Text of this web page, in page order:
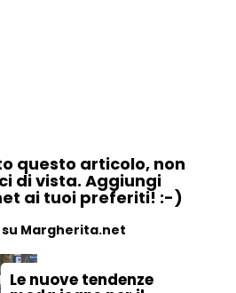
questo articolo, non
di vista. Aggiungi
ai tuoi preferiti! :-)
Margherita.net
Le nuove tendenze